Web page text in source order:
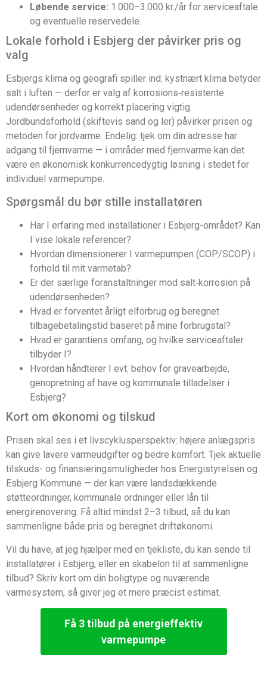
Løbende service: 1.000–3.000 kr./år for serviceaftale
og eventuelle reservedele.
Lokale forhold i Esbjerg der påvirker pris og
valg
Esbjergs klima og geografi spiller ind: kystnært klima betyder
salt i luften — derfor er valg af korrosions‑resistente
udendørsenheder og korrekt placering vigtig.
Jordbundsforhold (skiftevis sand og ler) påvirker prisen og
metoden for jordvarme. Endelig: tjek om din adresse har
adgang til fjernvarme — i områder med fjernvarme kan det
være en økonomisk konkurrencedygtig løsning i stedet for
individuel varmepumpe.
Spørgsmål du bør stille installatøren
Har I erfaring med installationer i Esbjerg-området? Kan
I vise lokale referencer?
Hvordan dimensionerer I varmepumpen (COP/SCOP) i
forhold til mit varmetab?
Er der særlige foranstaltninger mod salt‑korrosion på
udendørsenheden?
Hvad er forventet årligt elforbrug og beregnet
tilbagebetalingstid baseret på mine forbrugstal?
Hvad er garantiens omfang, og hvilke serviceaftaler
tilbyder I?
Hvordan håndterer I evt. behov for gravearbejde,
genopretning af have og kommunale tilladelser i
Esbjerg?
Kort om økonomi og tilskud
Prisen skal ses i et livscyklusperspektiv: højere anlægspris
kan give lavere varmeudgifter og bedre komfort. Tjek aktuelle
tilskuds- og finansieringsmuligheder hos Energistyrelsen og
Esbjerg Kommune — der kan være landsdækkende
støtteordninger, kommunale ordninger eller lån til
energirenovering. Få altid mindst 2–3 tilbud, så du kan
sammenligne både pris og beregnet driftøkonomi.
Vil du have, at jeg hjælper med en tjekliste, du kan sende til
installatører i Esbjerg, eller en skabelon til at sammenligne
tilbud? Skriv kort om din boligtype og nuværende
varmesystem, så giver jeg et mere præcist estimat.
Få 3 tilbud på energieffektiv
varmepumpe